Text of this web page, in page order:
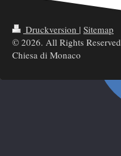
Druckversion | Sitemap
© 2026. All Rights Reserved
Chiesa di Monaco